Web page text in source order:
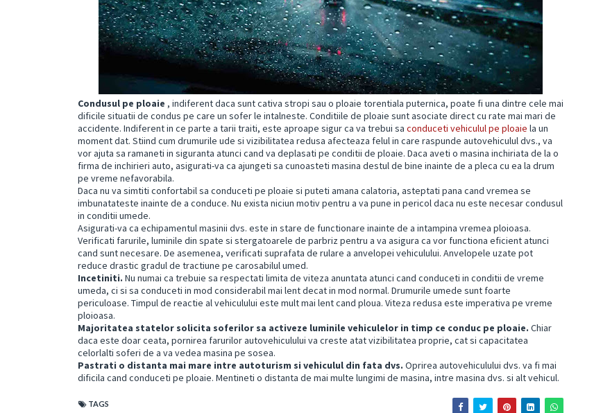
Condusul pe ploaie , indiferent daca sunt cativa stropi sau o ploaie torentiala puternica, poate fi una dintre cele mai
dificile situatii de condus pe care un sofer le intalneste. Conditiile de ploaie sunt asociate direct cu rate mai mari de
accidente. Indiferent in ce parte a tarii traiti, este aproape sigur ca va trebui sa conduceti vehiculul pe ploaie la un
moment dat. Stiind cum drumurile ude si vizibilitatea redusa afecteaza felul in care raspunde autovehiculul dvs., va
vor ajuta sa ramaneti in siguranta atunci cand va deplasati pe conditii de ploaie. Daca aveti o masina inchiriata de la o
firma de inchirieri auto, asigurati-va ca ajungeti sa cunoasteti masina destul de bine inainte de a pleca cu ea la drum
pe vreme nefavorabila.
Daca nu va simtiti confortabil sa conduceti pe ploaie si puteti amana calatoria, asteptati pana cand vremea se
imbunatateste inainte de a conduce. Nu exista niciun motiv pentru a va pune in pericol daca nu este necesar condusul
in conditii umede.
Asigurati-va ca echipamentul masinii dvs. este in stare de functionare inainte de a intampina vremea ploioasa.
Verificati farurile, luminile din spate si stergatoarele de parbriz pentru a va asigura ca vor functiona eficient atunci
cand sunt necesare. De asemenea, verificati suprafata de rulare a anvelopei vehiculului. Anvelopele uzate pot
reduce drastic gradul de tractiune pe carosabilul umed.
Incetiniti. Nu numai ca trebuie sa respectati limita de viteza anuntata atunci cand conduceti in conditii de vreme
umeda, ci si sa conduceti in mod considerabil mai lent decat in mod normal. Drumurile umede sunt foarte
periculoase. Timpul de reactie al vehiculului este mult mai lent cand ploua. Viteza redusa este imperativa pe vreme
ploioasa.
Majoritatea statelor solicita soferilor sa activeze luminile vehiculelor in timp ce conduc pe ploaie. Chiar
daca este doar ceata, pornirea farurilor autovehiculului va creste atat vizibilitatea proprie, cat si capacitatea
celorlalti soferi de a va vedea masina pe sosea.
Pastrati o distanta mai mare intre autoturism si vehiculul din fata dvs. Oprirea autovehiculului dvs. va fi mai
dificila cand conduceti pe ploaie. Mentineti o distanta de mai multe lungimi de masina, intre masina dvs. si alt vehicul.
TAGS